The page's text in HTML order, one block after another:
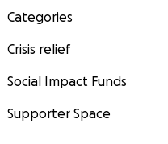
Categories
Crisis relief
Social Impact Funds
Supporter Space